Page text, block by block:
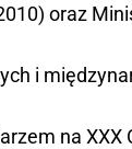
oraz
i
na